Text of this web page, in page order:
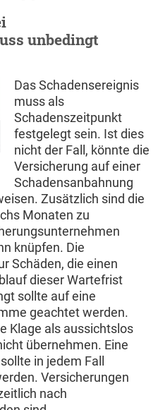
unbedingt
Das Schadensereignis
muss als
Schadenszeitpunkt
festgelegt sein. Ist dies
nicht der Fall, könnte die
Versicherung auf einer
Schadensanbahnung
Zusätzlich sind die
Monaten zu
knüpfen. Die
Schäden, die einen
dieser Wartefrist
sollte auf eine
geachtet werden.
Klage als aussichtslos
übernehmen. Eine
in jedem Fall
Versicherungen
nach